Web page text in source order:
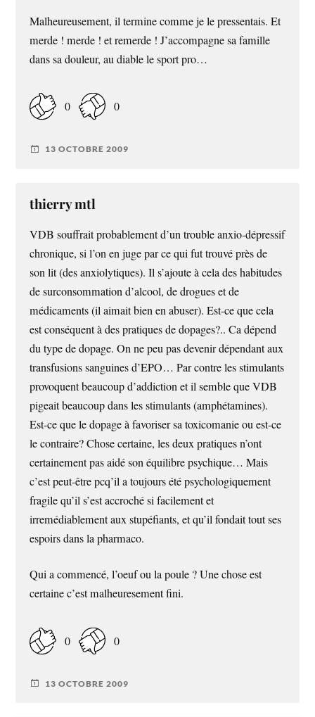
Malheureusement, il termine comme je le pressentais. Et
merde ! merde ! et remerde ! J’accompagne sa famille
dans sa douleur, au diable le sport pro…
0 0
13 OCTOBRE 2009
thierry mtl
VDB souffrait probablement d’un trouble anxio-dépressif
chronique, si l’on en juge par ce qui fut trouvé près de
son lit (des anxiolytiques). Il s’ajoute à cela des habitudes
de surconsommation d’alcool, de drogues et de
médicaments (il aimait bien en abuser). Est-ce que cela
est conséquent à des pratiques de dopages?.. Ca dépend
du type de dopage. On ne peu pas devenir dépendant aux
transfusions sanguines d’EPO… Par contre les stimulants
provoquent beaucoup d’addiction et il semble que VDB
pigeait beaucoup dans les stimulants (amphétamines).
Est-ce que le dopage à favoriser sa toxicomanie ou est-ce
le contraire? Chose certaine, les deux pratiques n’ont
certainement pas aidé son équilibre psychique… Mais
c’est peut-être pcq’il a toujours été psychologiquement
fragile qu’il s’est accroché si facilement et
irremédiablement aux stupéfiants, et qu’il fondait tout ses
espoirs dans la pharmaco.
Qui a commencé, l’oeuf ou la poule ? Une chose est
certaine c’est malheuresement fini.
0 0
13 OCTOBRE 2009